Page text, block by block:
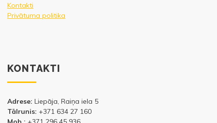
Kontakti
Privātuma politika
KONTAKTI
Adrese: Liepāja, Raiņa iela 5
Tālrunis: +371 634 27 160